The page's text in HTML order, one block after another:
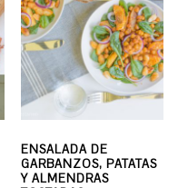
ENSALADA DE
GARBANZOS, PATATAS
Y ALMENDRAS